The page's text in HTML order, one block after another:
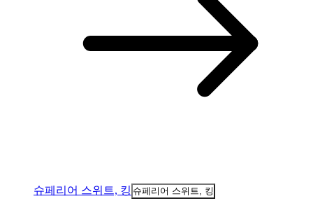
슈페리어 스위트, 킹 슈페리어 스위트, 킹